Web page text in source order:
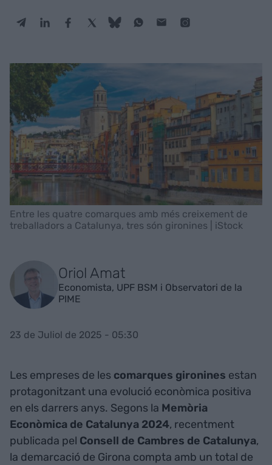
Entre les quatre comarques amb més creixement de
treballadors a Catalunya, tres són gironines | iStock
Oriol Amat
Economista, UPF BSM i Observatori de la
PIME
23 de Juliol de 2025 - 05:30
Les empreses de les comarques gironines estan
protagonitzant una evolució econòmica positiva
en els darrers anys. Segons la Memòria
Econòmica de Catalunya 2024, recentment
publicada pel Consell de Cambres de Catalunya,
la demarcació de Girona compta amb un total de